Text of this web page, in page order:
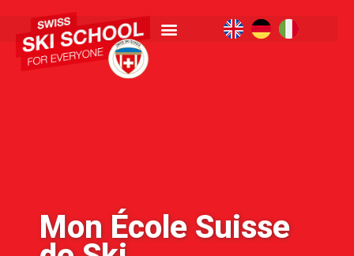
Mon École Suisse